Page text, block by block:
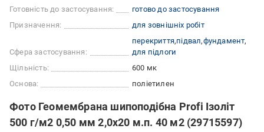
Готовність до застосування:
готово до застосування
Призначення:
для зовнішніх робіт
Сфера застосування:
перекриття підвал фундамент
для підлоги
Щільність:
600 мк
Основа:
поліетилен
Фото Геомембрана шипоподібна Profi Ізоліт
500 г/м2 0,50 мм 2,0х20 м.п. 40 м2 (29715597)